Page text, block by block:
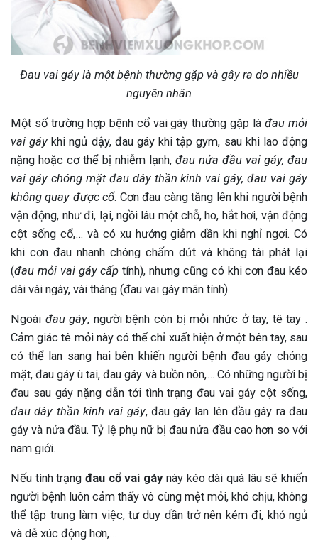
Đau vai gáy là một bệnh thường gặp và gây ra do nhiều
nguyên nhân
Một số trường hợp bệnh cổ vai gáy thường gặp làđau mỏi
vai gáy khi ngủ dậy, đau gáy khi tập gym, sau khi lao động
nặng hoặc cơ thể bị nhiễm lạnh, đau nửa đầu vai gáy, đau
vai gáy chóng mặt đau dây thần kinh vai gáy, đau vai gáy
không quay được cổ. Cơn đau càng tăng lên khi người bệnh
vận động, như đi, lại, ngồi lâu một chỗ, ho, hắt hơi, vận động
cột sống cổ,… và có xu hướng giảm dần khi nghỉ ngơi. Có
khi cơn đau nhanh chóng chấm dứt và không tái phát lại
(đau mỏi vai gáy cấp tính), nhưng cũng có khi cơn đau kéo
dài vài ngày, vài tháng (đau vai gáy mãn tính).
Ngoài đau gáy, người bệnh còn bị mỏi nhức ở tay, tê tay .
Cảm giác tê mỏi này có thể chỉ xuất hiện ở một bên tay, sau
có thể lan sang hai bên khiến người bệnh đau gáy chóng
mặt, đau gáy ù tai, đau gáy và buồn nôn,… Có những người bị
đau sau gáy nặng dẫn tới tình trạng đau vai gáy cột sống,
đau dây thần kinh vai gáy, đau gáy lan lên đầu gây ra đau
gáy và nửa đầu. Tỷ lệ phụ nữ bị đau nửa đầu cao hơn so với
nam giới.
Nếu tình trạngđau cổ vai gáynày kéo dài quá lâu sẽ khiến
người bệnh luôn cảm thấy vô cùng mệt mỏi, khó chịu, không
thể tập trung làm việc, tư duy dần trở nên kém đi, khó ngủ
và dễ xúc động hơn,…